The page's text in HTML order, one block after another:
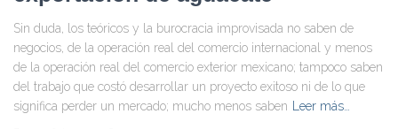
Sin duda, los teóricos y la burocracia improvisada no saben de
negocios, de la operación real del comercio internacional y menos
de la operación real del comercio exterior mexicano; tampoco saben
del trabajo que costó desarrollar un proyecto exitoso ni de lo que
significa perder un mercado; mucho menos saben Leer más…